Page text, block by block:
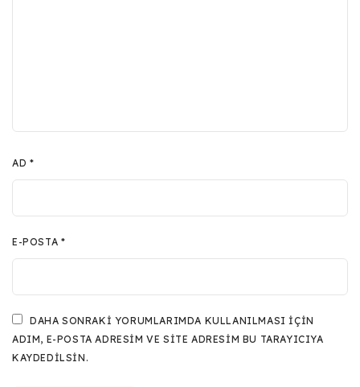
AD *
E-POSTA *
DAHA SONRAKI YORUMLARIMDA KULLANILMASI IÇIN
ADIM, E-POSTA ADRESIM VE SITE ADRESIM BU TARAYICIYA
KAYDEDILSIN.